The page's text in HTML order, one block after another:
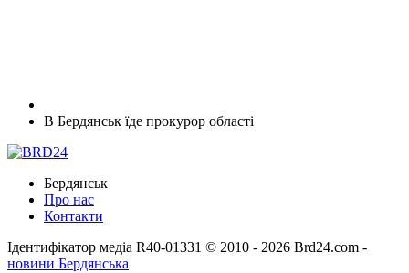
В Бердянськ їде прокурор області
Бердянськ
Про нас
Контакти
Ідентифікатор медіа R40-01331 © 2010 - 2026 Brd24.com -
новини Бердянська